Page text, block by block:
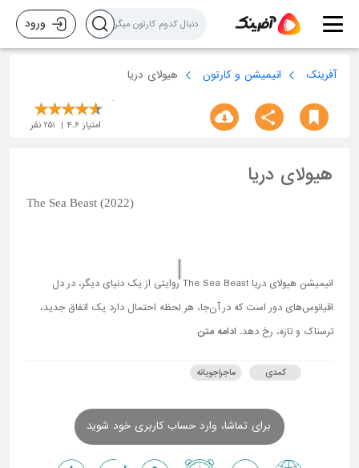
ورود
آفرینک انیمیشن و کارتون هیولای دریا
امتیاز 4.6
251 نفر
هیولای دریا
The Sea Beast (2022)
انیمیشن هیولای دریا The Sea Beast روایتی از یک دنیای دیگر، در دل
اقیانوس‌های دور است که در آن‌جا، هر لحظه احتمال دارد یک اتفاق جدید،
ترسناک و تازه‌، رخ دهد. ادامه متن
کمدی ماجراجویانه
برای تماشا، وارد حساب کاربری خود شوید